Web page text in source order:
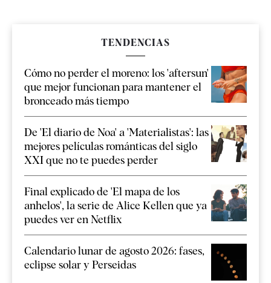
TENDENCIAS
Cómo no perder el moreno: los 'aftersun'
que mejor funcionan para mantener el
bronceado más tiempo
De 'El diario de Noa' a 'Materialistas': las
mejores películas románticas del siglo
XXI que no te puedes perder
Final explicado de 'El mapa de los
anhelos', la serie de Alice Kellen que ya
puedes ver en Netflix
Calendario lunar de agosto 2026: fases,
eclipse solar y Perseidas